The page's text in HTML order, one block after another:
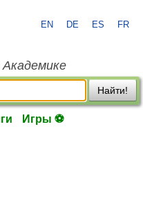
EN DE ES FR
Академике
Найти!
Игры ⚽